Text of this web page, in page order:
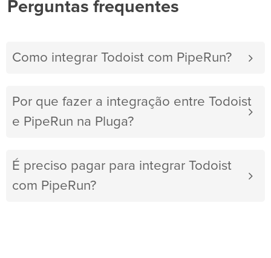
Perguntas frequentes
Como integrar Todoist com PipeRun?
Por que fazer a integração entre Todoist
e PipeRun na Pluga?
É preciso pagar para integrar Todoist
com PipeRun?